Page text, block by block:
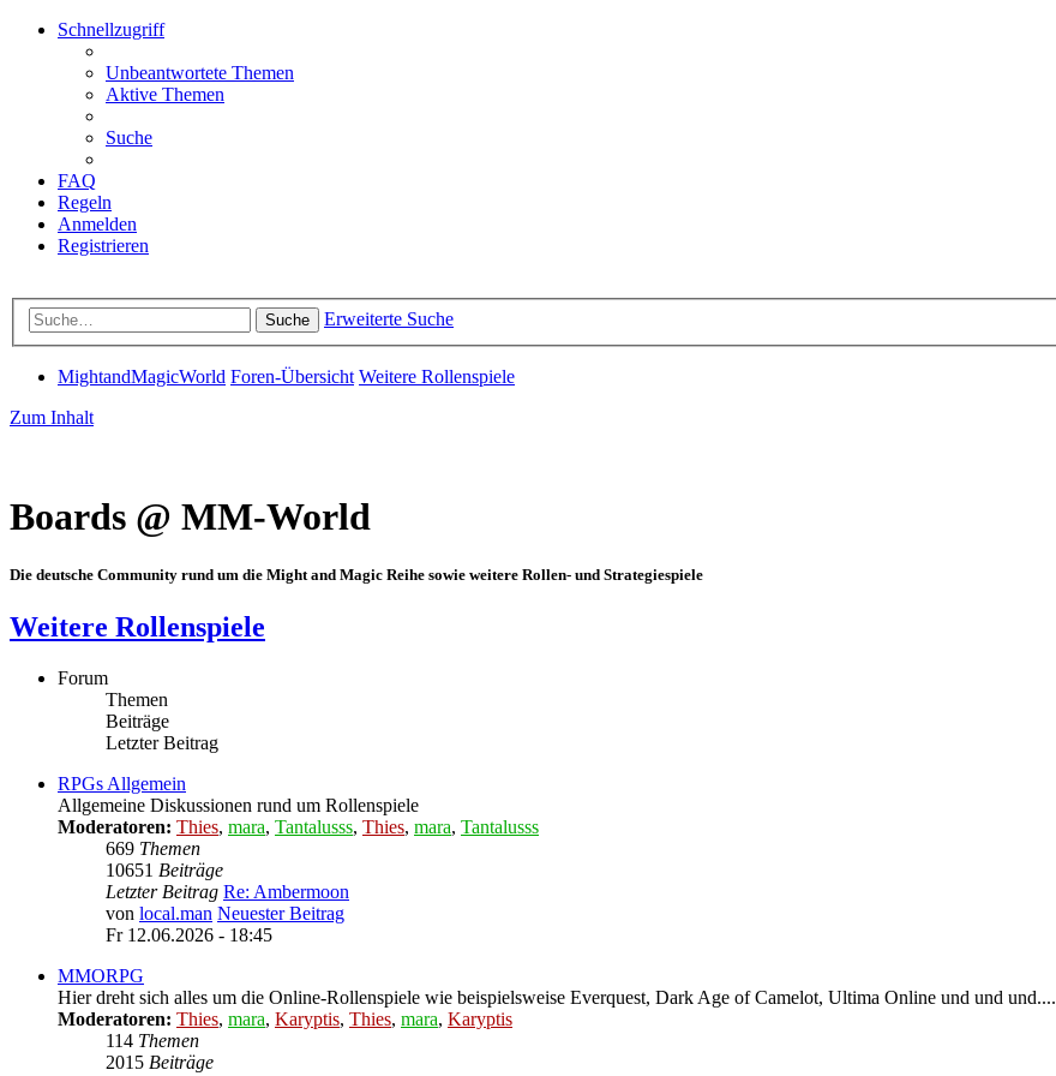
Schnellzugriff
Unbeantwortete Themen
Aktive Themen
Suche
FAQ
Regeln
Anmelden
Registrieren
Suche Erweiterte Suche
MightandMagicWorld Foren-Übersicht Weitere Rollenspiele
Zum Inhalt
Boards @ MM-World
Die deutsche Community rund um die Might and Magic Reihe sowie weitere Rollen- und Strategiespiele
Weitere Rollenspiele
Forum
Themen
Beiträge
Letzter Beitrag
RPGs Allgemein
Allgemeine Diskussionen rund um Rollenspiele
Moderatoren: Thies, mara, Tantalusss, Thies, mara, Tantalusss
669 Themen
10651 Beiträge
Letzter Beitrag Re: Ambermoon
von local.man Neuester Beitrag
Fr 12.06.2026 - 18:45
MMORPG
Hier dreht sich alles um die Online-Rollenspiele wie beispielsweise Everquest, Dark Age of Camelot, Ultima Online und und und....
Moderatoren: Thies, mara, Karyptis, Thies, mara, Karyptis
114 Themen
2015 Beiträge